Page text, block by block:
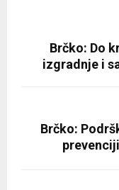
Brčko: Do
izgradnje i
Brčko: